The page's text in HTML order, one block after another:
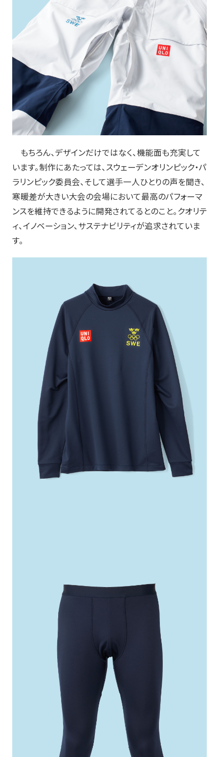
もちろん、デザインだけではなく、機能面も充実して
います。制作にあたっては、スウェーデンオリンピック・パ
ラリンピック委員会、そして選手一人ひとりの声を聞き、
寒暖差が大きい大会の会場において最高のパフォーマ
ンスを維持できるように開発されてるとのこと。クオリテ
ィ、イノベーション、サステナビリティが追求されていま
す。